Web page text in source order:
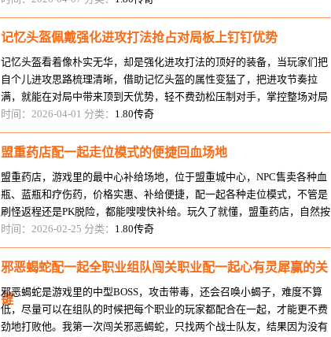
记忆头盔佩戴强化进攻打法抢占对局板上钉钉优势
记忆头盔看着像朴实无华，却是强化进攻打法的顶好的装备，当玩家们把
自个儿进攻思路梳理清晰，借助记忆头盔的属性‌变猛了，把进攻节奏拉
满，就能在对局中带来顶到天优势，轻不费劲松压制对手，掌控整场对局
节奏。好多玩家觉得记忆头盔属性
时间：2026-04-01 分类： 1.80传奇
盟重药店配一起走位模式的便捷回血场地
盟重药店，游戏里的最中心补给场地，位于盟重城中心，NPC售卖各种血
瓶、蓝瓶和疗伤药，价格实惠、补给便捷，配一起各种走位模式，不管是
刷怪返程还是PK脱险，都能嗖嗖快补给。玩久了就懂，盟重药店，自然按
照这种走位模式，能嗖嗖快返程补
时间：2026-02-25 分类： 1.80传奇
邪恶蝎蛇配一起全职业组队闯关职业配一起心有灵犀赢的关
键
邪恶蝎蛇是游戏里的中型BOSS，攻击带毒，还会召唤小蝎子，难度不算
低，尽量可以在组队的时候把每个职业的玩家都配合在一起，才能更不费
劲地打败他。我第一次闯关邪恶蝎蛇，只找两个战士队友，结果因为没有